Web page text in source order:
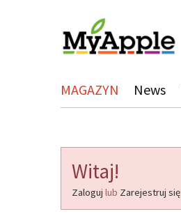
MAGAZYN News
Witaj!
Zaloguj lub Zarejestruj się